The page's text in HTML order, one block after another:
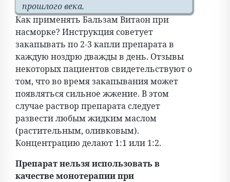
прошлого века.
Как применять Бальзам Витаон при
насморке? Инструкция советует
закапывать по 2-3 капли препарата в
каждую ноздрю дважды в день. Отзывы
некоторых пациентов свидетельствуют о
том, что во время закапывания может
появляться сильное жжение. В этом
случае раствор препарата следует
развести любым жидким маслом
(растительным, оливковым).
Концентрацию делают 1:1 или 1:2.
Препарат нельзя использовать в
качестве монотерапии при